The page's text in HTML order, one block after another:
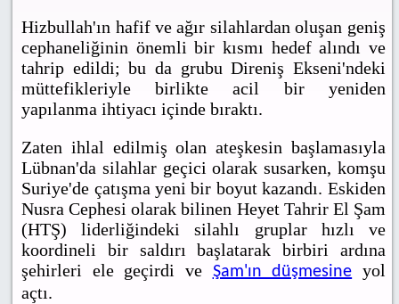
Hizbullah'ın hafif ve ağır silahlardan oluşan geniş
cephaneliğinin önemli bir kısmı hedef alındı ve
tahrip edildi; bu da grubu Direniş Ekseni'ndeki
müttefikleriyle birlikte acil bir yeniden
yapılanma ihtiyacı içinde bıraktı.
Zaten ihlal edilmiş olan ateşkesin başlamasıyla
Lübnan'da silahlar geçici olarak susarken, komşu
Suriye'de çatışma yeni bir boyut kazandı. Eskiden
Nusra Cephesi olarak bilinen Heyet Tahrir El Şam
(HTŞ) liderliğindeki silahlı gruplar hızlı ve
koordineli bir saldırı başlatarak birbiri ardına
şehirleri ele geçirdi ve Şam'ın düşmesine yol
açtı.